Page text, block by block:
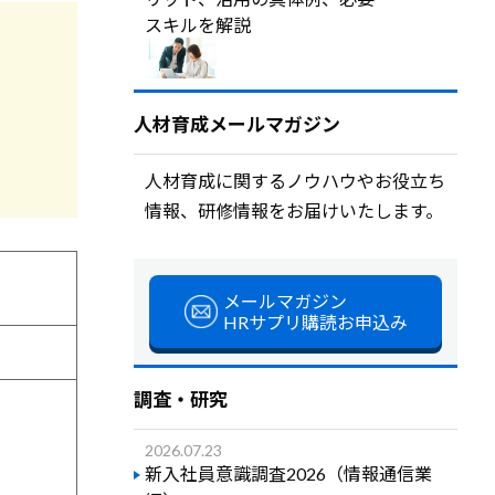
スキルを解説
人材育成メールマガジン
人材育成に関するノウハウやお役立ち
情報、研修情報をお届けいたします。
メールマガジン
HRサプリ購読お申込み
調査・研究
2026.07.23
新入社員意識調査2026（情報通信業